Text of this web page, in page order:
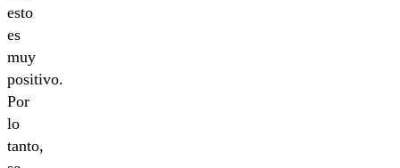
esto
es
muy
positivo.
Por
lo
tanto,